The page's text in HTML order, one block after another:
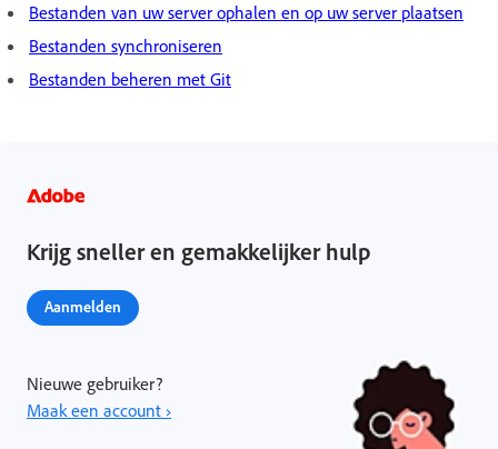
Bestanden van uw server ophalen en op uw server plaatsen
Bestanden synchroniseren
Bestanden beheren met Git
Krijg sneller en gemakkelijker hulp
Aanmelden
Nieuwe gebruiker?
Maak een account ›